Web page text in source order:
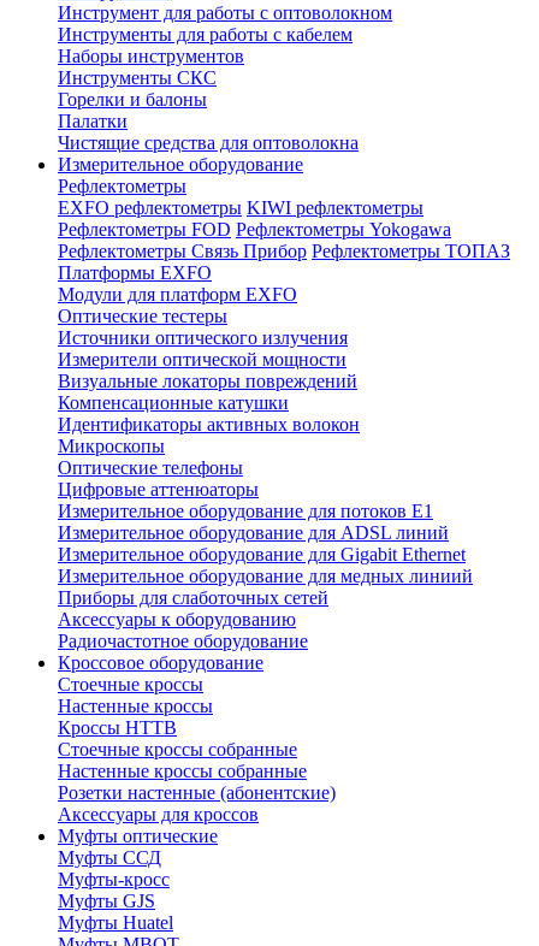
Инструмент для работы с оптоволокном
Инструменты для работы с кабелем
Наборы инструментов
Инструменты СКС
Горелки и балоны
Палатки
Чистящие средства для оптоволокна
Измерительное оборудование
Рефлектометры
EXFO рефлектометры KIWI рефлектометры
Рефлектометры FOD Рефлектометры Yokogawa
Рефлектометры Связь Прибор Рефлектометры ТОПАЗ
Платформы EXFO
Модули для платформ EXFO
Оптические тестеры
Источники оптического излучения
Измерители оптической мощности
Визуальные локаторы повреждений
Компенсационные катушки
Идентификаторы активных волокон
Микроскопы
Оптические телефоны
Цифровые аттенюаторы
Измерительное оборудование для потоков Е1
Измерительное оборудование для ADSL линий
Измерительное оборудование для Gigabit Ethernet
Измерительное оборудование для медных линиий
Приборы для слаботочных сетей
Аксессуары к оборудованию
Радиочастотное оборудование
Кроссовое оборудование
Стоечные кроссы
Настенные кроссы
Кроссы HTTB
Стоечные кроссы собранные
Настенные кроссы собранные
Розетки настенные (абонентские)
Аксессуары для кроссов
Муфты оптические
Муфты ССД
Муфты-кросс
Муфты GJS
Муфты Huatel